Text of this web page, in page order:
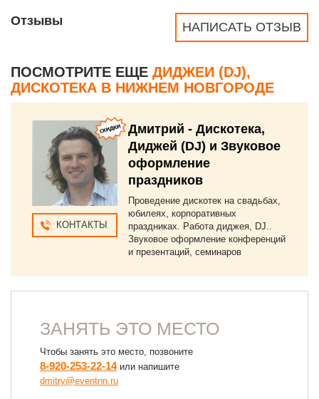
НАПИСАТЬ ОТЗЫВ
Отзывы
ПОСМОТРИТЕ ЕЩЕ ДИДЖЕИ (DJ),
ДИСКОТЕКА В НИЖНЕМ НОВГОРОДЕ
КОНТАКТЫ
Дмитрий - Дискотека,
Диджей (DJ) и Звуковое
оформление
праздников
Проведение дискотек на свадьбах,
юбилеях, корпоративных
праздниках. Работа диджея, DJ..
Звуковое оформление конференций
и презентаций, семинаров
ЗАНЯТЬ ЭТО МЕСТО
Чтобы занять это место, позвоните
8-920-253-22-14или напишите
dmitry@eventnn.ru